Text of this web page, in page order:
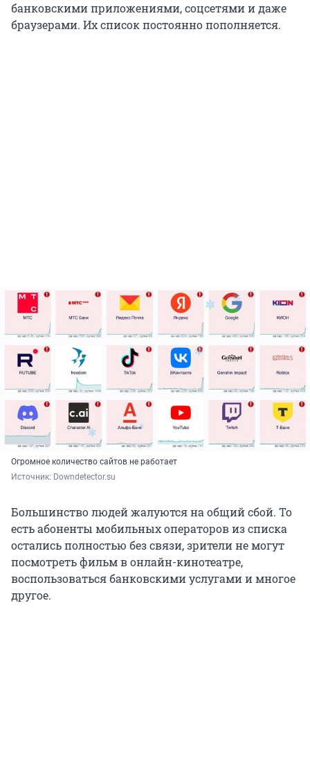
банковскими приложениями, соцсетями и даже
браузерами. Их список постоянно пополняется.
Огромное количество сайтов не работает
Источник: Downdetector.su
Большинство людей жалуются на общий сбой. То
есть абоненты мобильных операторов из списка
остались полностью без связи, зрители не могут
посмотреть фильм в онлайн-кинотеатре,
воспользоваться банковскими услугами и многое
другое.